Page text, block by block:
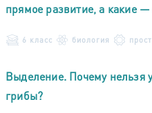
прямое развитие, а какие
6 класс биология
Выделение. Почему нельзя
грибы?